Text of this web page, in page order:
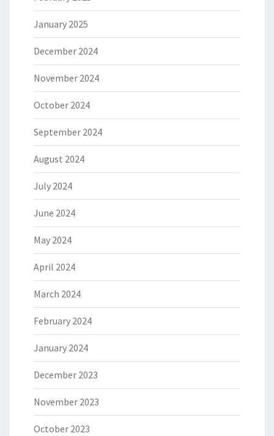
January 2025
December 2024
November 2024
October 2024
September 2024
August 2024
July 2024
June 2024
May 2024
April 2024
March 2024
February 2024
January 2024
December 2023
November 2023
October 2023